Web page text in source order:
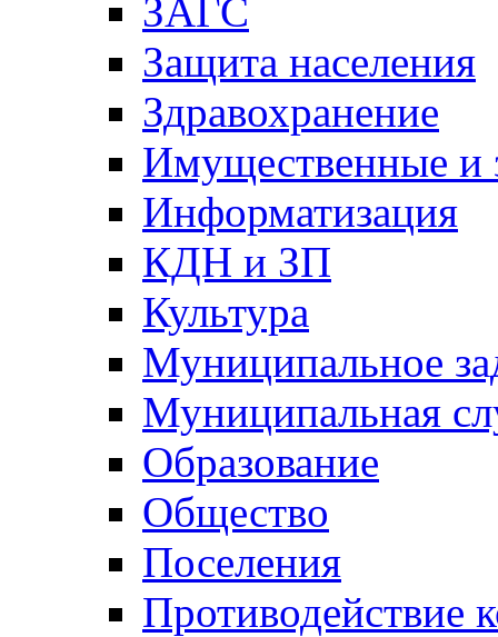
ЗАГС
Защита населения
Здравохранение
Имущественные и
Информатизация
КДН и ЗП
Культура
Муниципальное
Муниципальная
Образование
Общество
Поселения
Противодействие